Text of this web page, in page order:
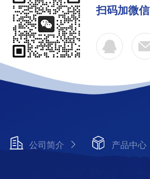
扫码加微信
公司简介 产品中心